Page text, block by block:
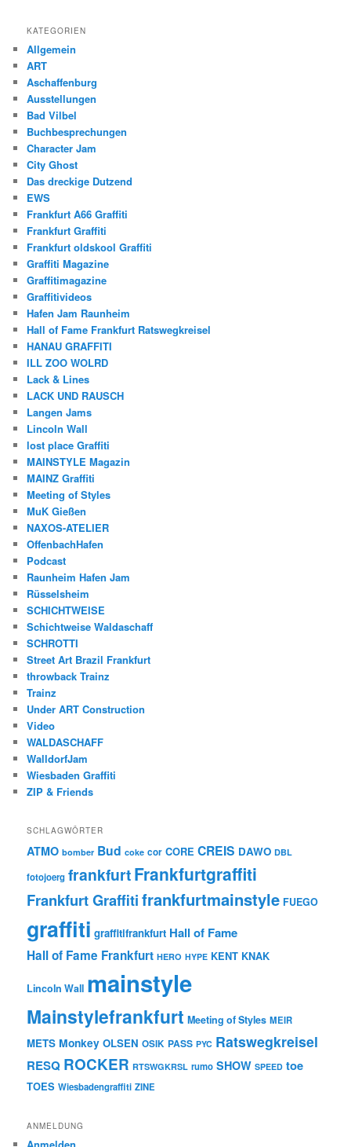
KATEGORIEN
Allgemein
ART
Aschaffenburg
Ausstellungen
Bad Vilbel
Buchbesprechungen
Character Jam
City Ghost
Das dreckige Dutzend
EWS
Frankfurt A66 Graffiti
Frankfurt Graffiti
Frankfurt oldskool Graffiti
Graffiti Magazine
Graffitimagazine
Graffitivideos
Hafen Jam Raunheim
Hall of Fame Frankfurt Ratswegkreisel
HANAU GRAFFITI
ILL ZOO WOLRD
Lack & Lines
LACK UND RAUSCH
Langen Jams
Lincoln Wall
lost place Graffiti
MAINSTYLE Magazin
MAINZ Graffiti
Meeting of Styles
MuK Gießen
NAXOS-ATELIER
OffenbachHafen
Podcast
Raunheim Hafen Jam
Rüsselsheim
SCHICHTWEISE
Schichtweise Waldaschaff
SCHROTTI
Street Art Brazil Frankfurt
throwback Trainz
Trainz
Under ART Construction
Video
WALDASCHAFF
WalldorfJam
Wiesbaden Graffiti
ZIP & Friends
SCHLAGWÖRTER
ATMO bomber Bud coke cor CORE CREIS DAWO DBL
fotojoerg frankfurtFrankfurtgraffiti
Frankfurt Graffitifrankfurtmainstyle FUEGO
graffiti graffitifrankfurt Hall of Fame
Hall of Fame Frankfurt HERO HYPE KENT KNAK
Lincoln Wall mainstyle
Mainstylefrankfurt Meeting of Styles MEIR
METS Monkey OLSEN OSIK PASS PYC Ratswegkreisel
RESQ ROCKER RTSWGKRSL rumo SHOW SPEED toe
TOES Wiesbadengraffiti ZINE
ANMELDUNG